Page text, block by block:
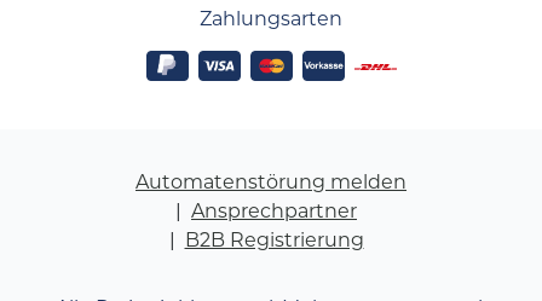
Zahlungsarten
Automatenstörung melden
Ansprechpartner
B2B Registrierung